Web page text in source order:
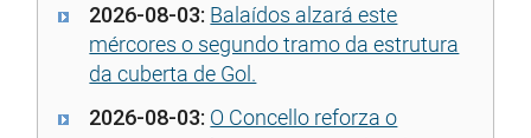
2026-08-03: Balaídos alzará este
mércores o segundo tramo da estrutura
da cuberta de Gol.
2026-08-03: O Concello reforza o